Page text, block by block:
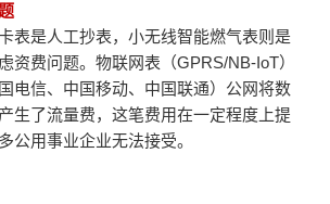
表是人工抄表，小无线智能燃气表则是
资费问题。物联网表（GPRS/NB-IoT）
电信、中国移动、中国联通）公网将数
生了流量费，这笔费用在一定程度上提
公用事业企业无法接受。